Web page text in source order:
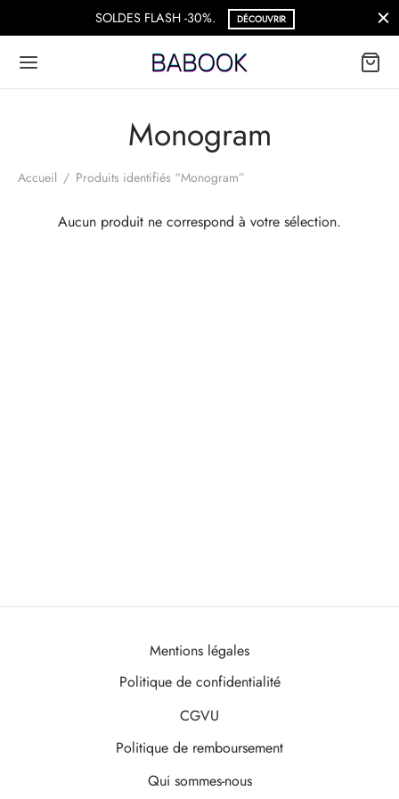
SOLDES FLASH -30%. DÉCOUVRIR
Monogram
Accueil / Produits identifiés “Monogram”
Aucun produit ne correspond à votre sélection.
Mentions légales
Politique de confidentialité
CGVU
Politique de remboursement
Qui sommes-nous